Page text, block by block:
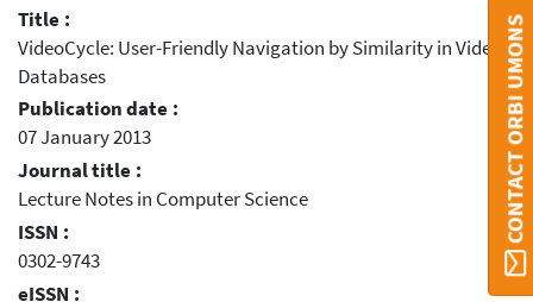
Title :
VideoCycle: User-Friendly Navigation by Similarity in Video
Databases
Publication date :
07 January 2013
Journal title :
Lecture Notes in Computer Science
ISSN :
0302-9743
eISSN :
CONTACT ORBI UMONS